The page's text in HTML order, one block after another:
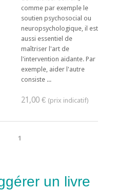
comme par exemple le
soutien psychosocial ou
neuropsychologique, il est
aussi essentiel de
maîtriser l'art de
l'intervention aidante. Par
exemple, aider l'autre
consiste ...
21,00 €
1
un livre